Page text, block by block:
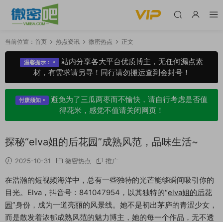
当前位置： 首页 热点资讯 微密热点 正文
温馨提示：
站内分享各大平台优质博主，无任何漏点素
材，有需求请另寻！同行请勿搬运查到会封号！
付废须知
避免为了三瓜两枣而不愉快，请自行考虑是否值
得花米，感觉不值请关闭网页！
探秘“elva姐的后花园”成熟风范，品味生活~
2025-10-31 微密热点 推广
在浩瀚的短视频海洋中，总有一些独特的光芒能够瞬间吸引你的
目光。Elva，抖音号：841047954，以其独特的“elva姐的后花
园”身份，成为一道亮丽的风景线。她不是初出茅庐的青涩少女，
而是散发着浓郁成熟风范的魅力博主，她的每一个作品，无不透